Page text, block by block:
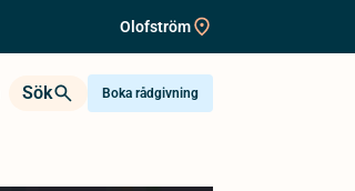
Olofström
Sök Boka rådgivning